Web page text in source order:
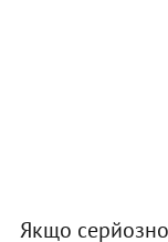
Якщо